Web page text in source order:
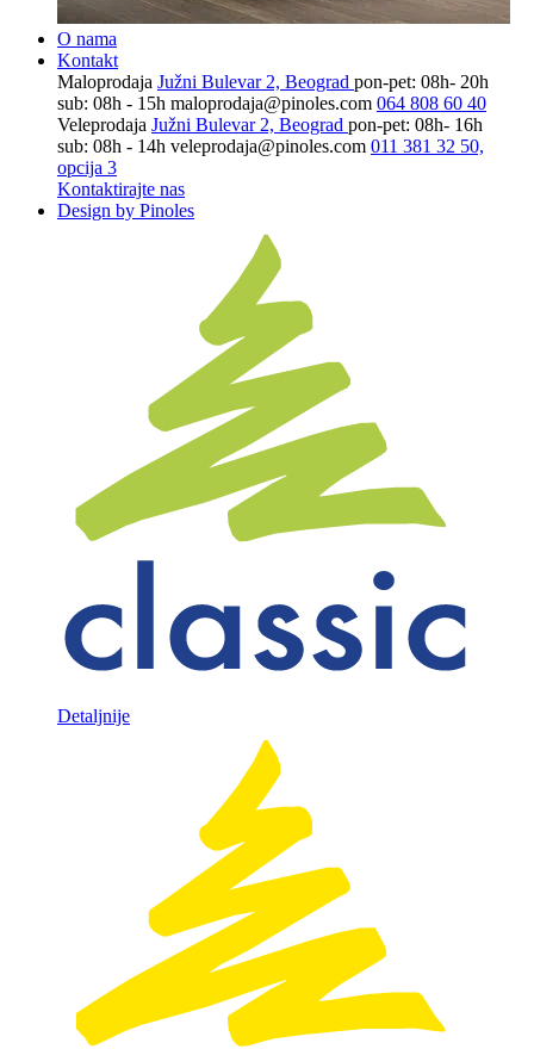
O nama
Kontakt
Maloprodaja Južni Bulevar 2, Beograd pon-pet: 08h- 20h
sub: 08h - 15h maloprodaja@pinoles.com 064 808 60 40
Veleprodaja Južni Bulevar 2, Beograd pon-pet: 08h- 16h
sub: 08h - 14h veleprodaja@pinoles.com 011 381 32 50,
opcija 3
Kontaktirajte nas
Design by Pinoles
Detaljnije